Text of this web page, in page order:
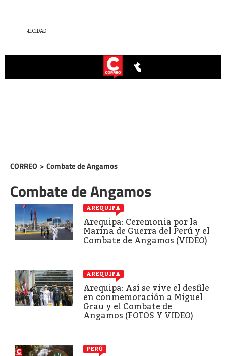
CORREO > Combate de Angamos
Combate de Angamos
AREQUIPA
Arequipa: Ceremonia por la
Marina de Guerra del Perú y el
Combate de Angamos (VIDEO)
AREQUIPA
Arequipa: Así se vive el desfile
en conmemoración a Miguel
Grau y el Combate de
Angamos (FOTOS Y VIDEO)
PERÚ